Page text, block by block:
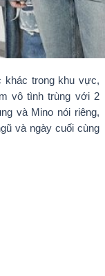
khác trong khu vực,
vô tình trùng với 2
và Mino nói riêng,
và ngày cuối cùng